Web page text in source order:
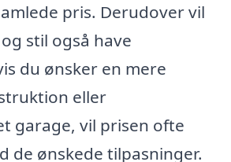
pris. Derudover vil
stil også have
du ønsker en mere
eller
garage, vil prisen ofte
de ønskede tilpasninger.